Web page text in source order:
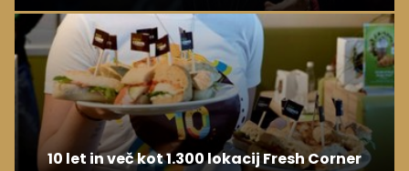
10 let in več kot 1.300 lokacij Fresh Corner